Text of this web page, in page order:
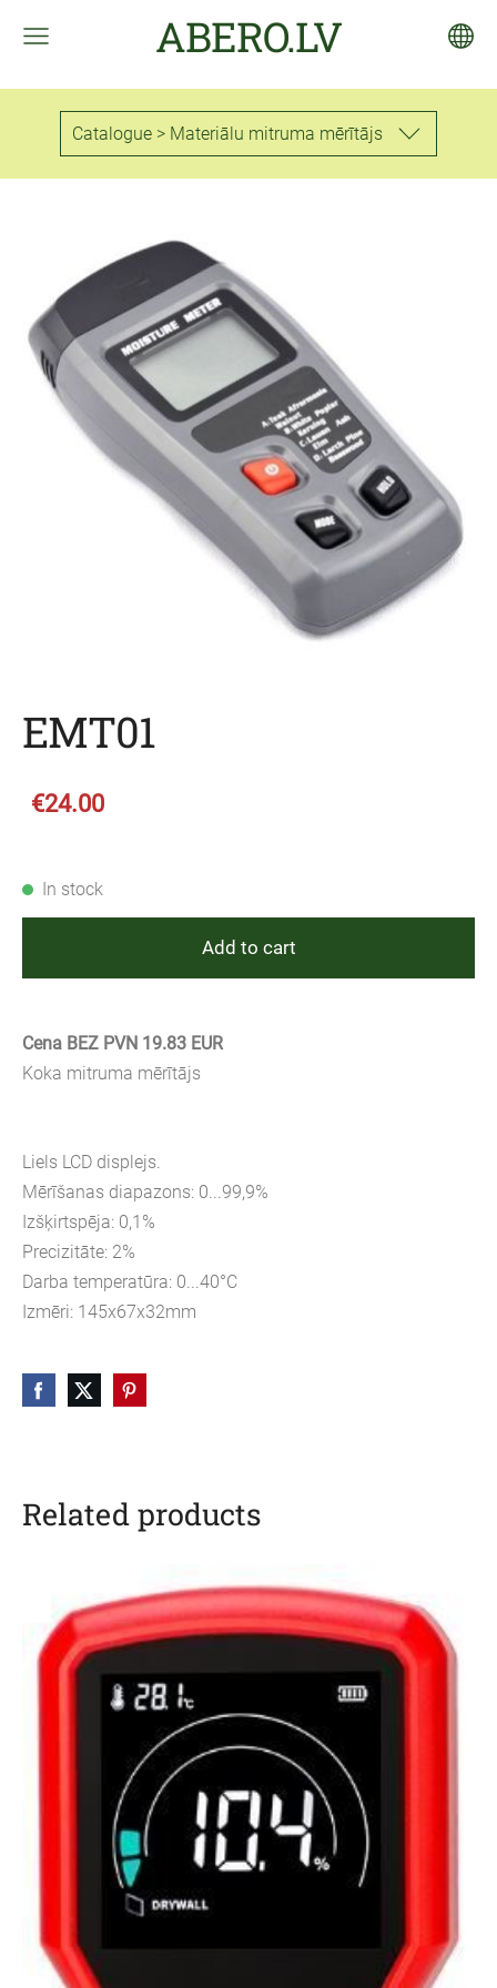
ABERO.LV
Catalogue > Materiālu mitruma mērītājs
EMT01
€24.00
In stock
Add to cart
Cena BEZ PVN 19.83 EUR
Koka mitruma mērītājs
Liels LCD displejs.
Mērīšanas diapazons: 0...99,9%
Izšķirtspēja: 0,1%
Precizitāte: 2%
Darba temperatūra: 0...40°C
Izmēri: 145x67x32mm
Related products